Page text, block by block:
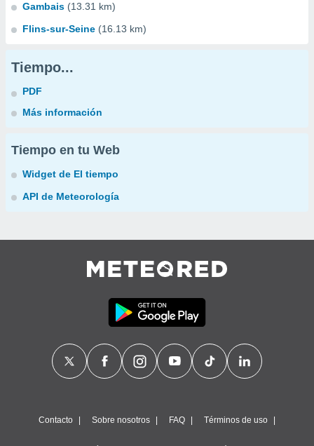
Gambais (13.31 km)
Flins-sur-Seine (16.13 km)
Tiempo...
PDF
Más información
Tiempo en tu Web
Widget de El tiempo
API de Meteorología
Contacto Sobre nosotros FAQ Términos de uso